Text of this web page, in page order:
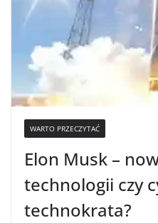
WARTO PRZECZYTAĆ
Elon Musk –
technologii czy
technokrata?